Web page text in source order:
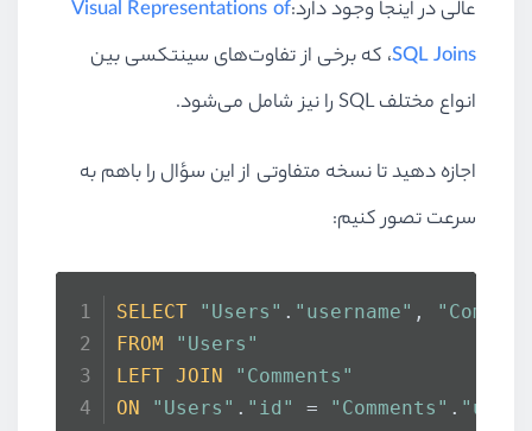
عالی در اینجا وجود دارد:Visual Representations of
SQL Joins، که برخی از تفاوت‌‌های سینتکسی بین
انواع مختلفSQLرا نیز شامل می‌شود.
اجازه دهید تا نسخه متفاوتی از این سؤال را باهم به
سرعت تصور کنیم:
SELECT "Users" . "username" ,
FROM
"Users"
LEFT JOIN
"Comments"
ON
"Users" . "id" = "Comments" .